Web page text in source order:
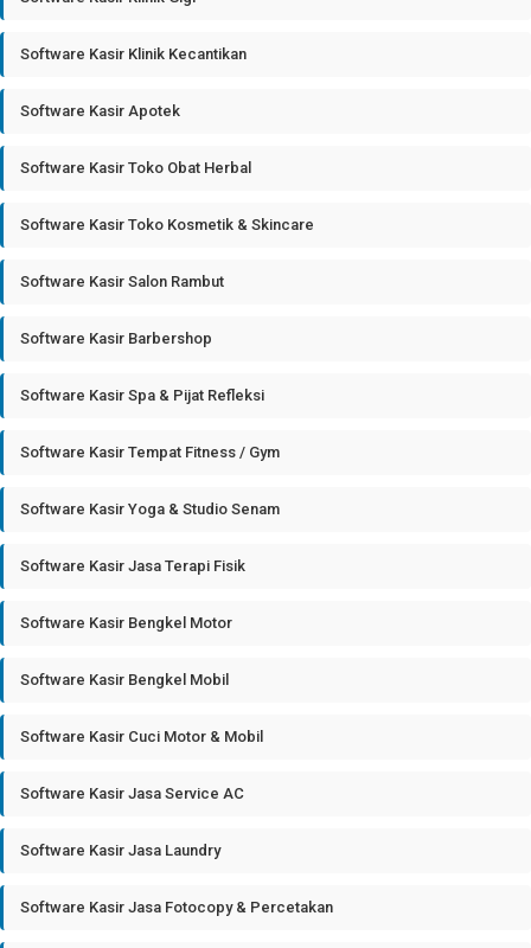
Software Kasir Klinik Kecantikan
Software Kasir Apotek
Software Kasir Toko Obat Herbal
Software Kasir Toko Kosmetik & Skincare
Software Kasir Salon Rambut
Software Kasir Barbershop
Software Kasir Spa & Pijat Refleksi
Software Kasir Tempat Fitness / Gym
Software Kasir Yoga & Studio Senam
Software Kasir Jasa Terapi Fisik
Software Kasir Bengkel Motor
Software Kasir Bengkel Mobil
Software Kasir Cuci Motor & Mobil
Software Kasir Jasa Service AC
Software Kasir Jasa Laundry
Software Kasir Jasa Fotocopy & Percetakan